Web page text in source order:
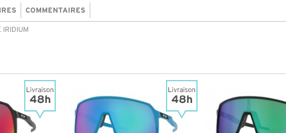
COMMENTAIRES
IRIDIUM